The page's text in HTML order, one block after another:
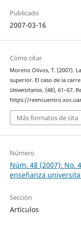
Publicado
2007-03-16
Cómo citar
Moreno Olivos, T. (2007).
superior. El caso de la
Universitarios, (48), 61–67.
https://
Más formatos de cita
Número
Núm. 48 (2007): No.
enseñanza
Sección
Artículos